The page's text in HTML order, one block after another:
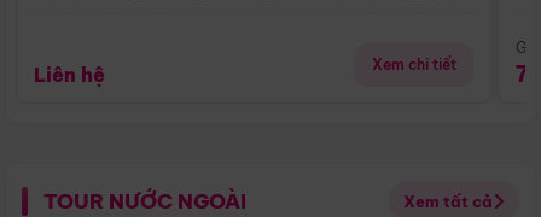
Liên hệ Xem chi tiết
TOUR NƯỚC NGOÀI Xem tất cả
Điểm nổi bật